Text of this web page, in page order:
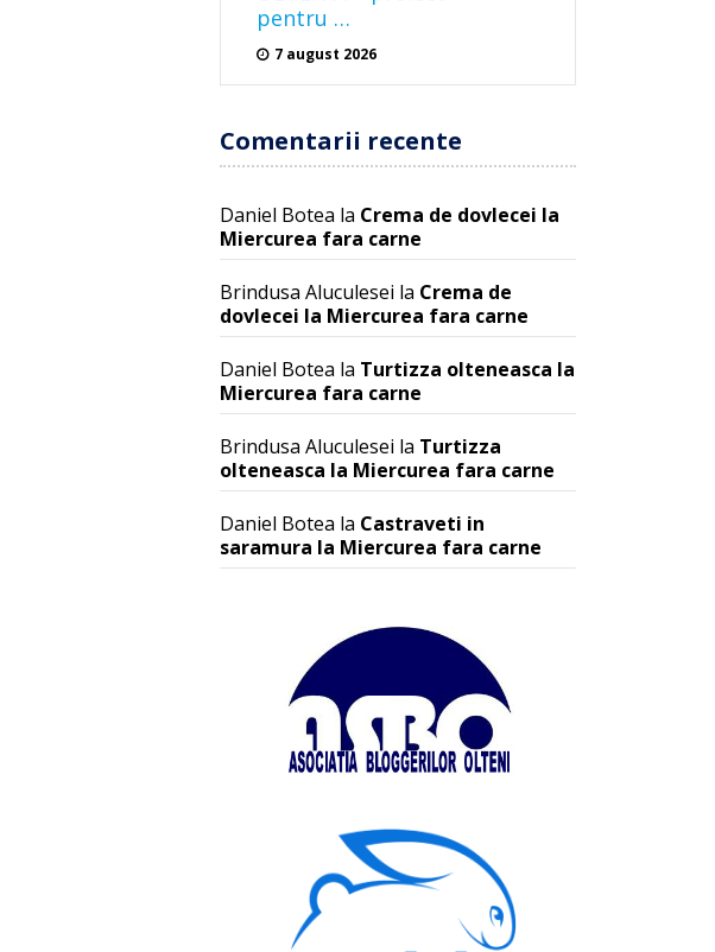
pentru …
7 august 2026
Comentarii recente
Daniel Botea la Crema de dovlecei la
Miercurea fara carne
Brindusa Aluculesei la Crema de
dovlecei la Miercurea fara carne
Daniel Botea la Turtizza olteneasca la
Miercurea fara carne
Brindusa Aluculesei la Turtizza
olteneasca la Miercurea fara carne
Daniel Botea la Castraveti in
saramura la Miercurea fara carne